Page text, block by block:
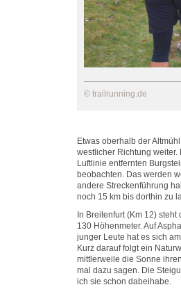
© trailrunning.de
Etwas oberhalb der
westlicher Richtung
Luftlinie entfernten
beobachten. Das werden
andere Streckenführung
noch 15 km bis dorthin zu
In Breitenfurt (Km 12)
130 Höhenmeter. Auf
junger Leute hat es sich
Kurz darauf folgt ein
mittlerweile die Sonne
mal dazu sagen. Die
ich sie schon dabeihabe.